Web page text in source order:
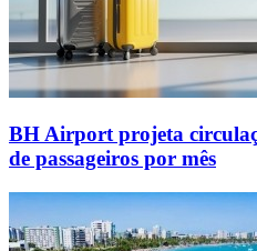
BH Airport projeta
de passageiros por mês